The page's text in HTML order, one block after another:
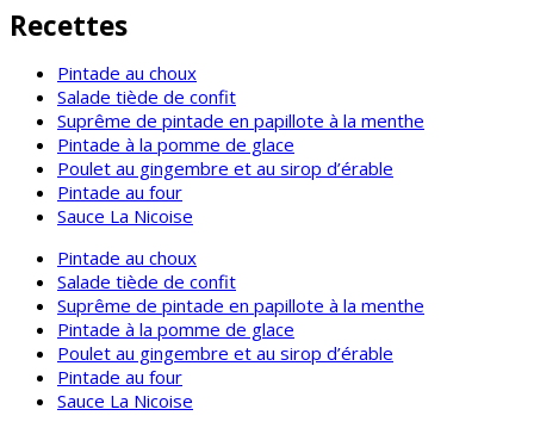
Recettes
Pintade au choux
Salade tiède de confit
Suprême de pintade en papillote à la menthe
Pintade à la pomme de glace
Poulet au gingembre et au sirop d’érable
Pintade au four
Sauce La Nicoise
Pintade au choux
Salade tiède de confit
Suprême de pintade en papillote à la menthe
Pintade à la pomme de glace
Poulet au gingembre et au sirop d’érable
Pintade au four
Sauce La Nicoise